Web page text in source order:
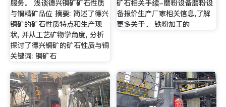
服务。 浅谈德兴铜矿矿石性质
与铜精矿品位 摘要: 简述了德兴
铜矿的矿石性质特点和生产现
状, 并从工艺矿物学角度, 分析
探讨了德兴铜矿的矿石性质与铜
关键词: 铜矿石
矿石相关手续-磨粉设备磨粉设
备报价生产厂家相关信息,了解
更多关于。 铁粉加工的